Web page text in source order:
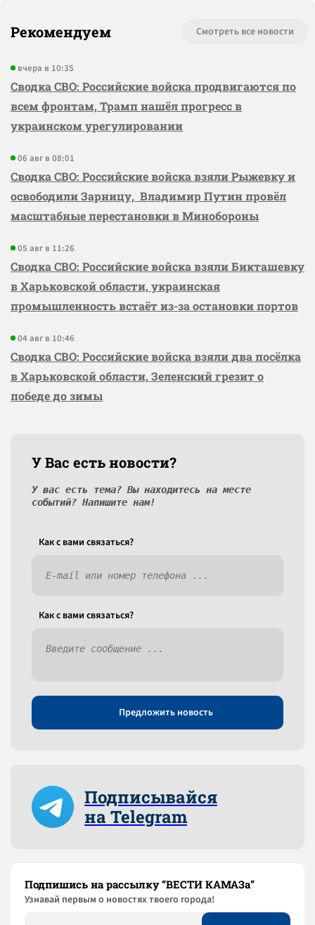
Рекомендуем Смотреть все новости
вчера в 10:35
Сводка СВО: Российские войска продвигаются по
всем фронтам, Трамп нашёл прогресс в
украинском урегулировании
06 авг в 08:01
Сводка СВО: Российские войска взяли Рыжевку и
освободили Зарницу, Владимир Путин провёл
масштабные перестановки в Минобороны
05 авг в 11:26
Сводка СВО: Российские войска взяли Бикташевку
в Харьковской области, украинская
промышленность встаёт из-за остановки портов
04 авг в 10:46
Сводка СВО: Российские войска взяли два посёлка
в Харьковской области, Зеленский грезит о
победе до зимы
У Вас есть новости?
У вас есть тема? Вы находитесь на месте
событий? Напишите нам!
Как c вами связаться?
Как c вами связаться?
Предложить новость
Подписывайся
на Telegram
Подпишись на рассылку “ВЕСТИ КАМАЗа”
Узнaвай первым о новостях твоего города!